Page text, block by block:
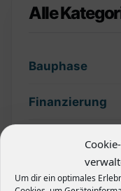
Um dir ein optimales
Alle
Bauphase
Finanzierung
Grundstück